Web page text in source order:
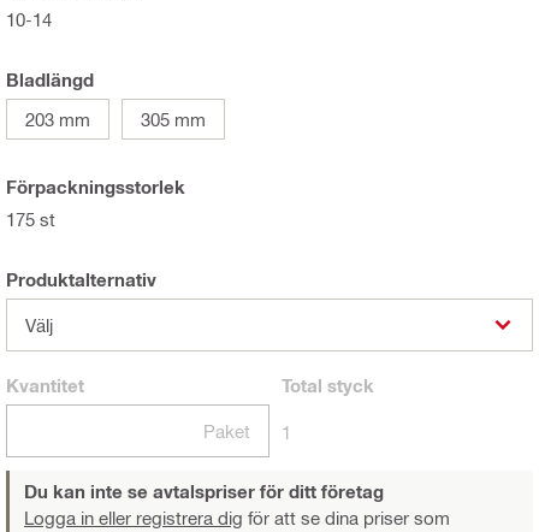
10-14
Bladlängd
203 mm
305 mm
Förpackningsstorlek
175 st
Produktalternativ
Välj
Kvantitet
Paket
Total styck
1
Du kan inte se avtalspriser för ditt företag
Logga in eller registrera dig för att se dina priser som